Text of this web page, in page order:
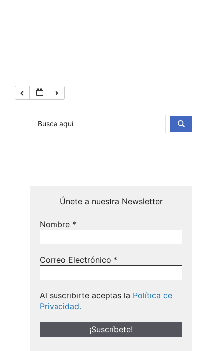
Únete a nuestra Newsletter
Nombre *
Correo Electrónico *
Al suscribirte aceptas la Política de
Privacidad.